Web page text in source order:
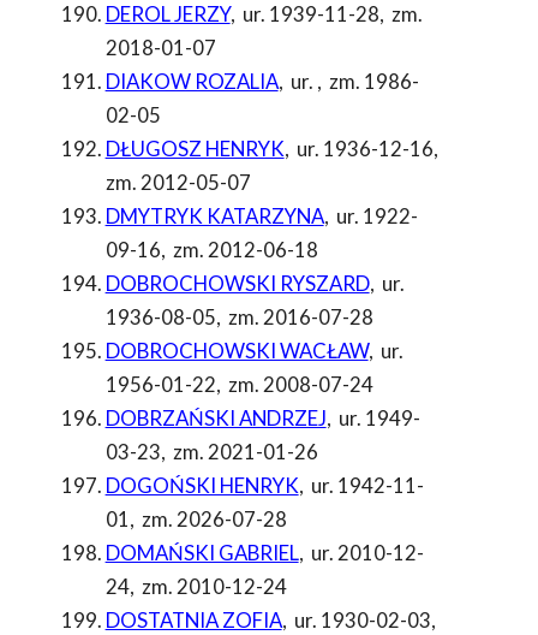
DEROL JERZY, ur. 1939-11-28, zm.
2018-01-07
DIAKOW ROZALIA, ur. , zm. 1986-
02-05
DŁUGOSZ HENRYK, ur. 1936-12-16,
zm. 2012-05-07
DMYTRYK KATARZYNA, ur. 1922-
09-16, zm. 2012-06-18
DOBROCHOWSKI RYSZARD, ur.
1936-08-05, zm. 2016-07-28
DOBROCHOWSKI WACŁAW, ur.
1956-01-22, zm. 2008-07-24
DOBRZAŃSKI ANDRZEJ, ur. 1949-
03-23, zm. 2021-01-26
DOGOŃSKI HENRYK, ur. 1942-11-
01, zm. 2026-07-28
DOMAŃSKI GABRIEL, ur. 2010-12-
24, zm. 2010-12-24
DOSTATNIA ZOFIA, ur. 1930-02-03,